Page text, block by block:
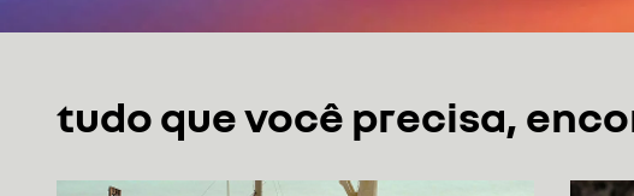
tudo que você precisa,